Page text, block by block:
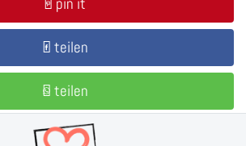
teilen
teilen